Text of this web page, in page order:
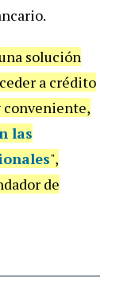
solución
a crédito
conveniente,
las
",
de